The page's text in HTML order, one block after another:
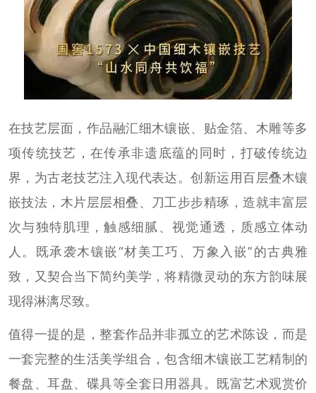
在技艺层面，作品融汇细木镶嵌、贴金箔、木雕等多
项传统技艺，在传承非遗底蕴的同时，打破传统边
界，为古老技艺注入现代表达。创新运用百层叠木镶
嵌技法，木片层层相叠、刀工步步精琢，造就丰富层
次与独特肌理，触感细腻、视觉通透，质感立体动
人。既承袭木镶嵌“材美工巧、万象入嵌”的古典雅
致，又契合当下简约美学，将精微灵动的东方韵味展
现得淋漓尽致。
值得一提的是，整套作品并非孤立的艺术陈设，而是
一套完整的生活美学组合，包含细木镶嵌工艺精制的
餐盘、耳盘、碟具等全套日用器具。既富艺术观赏价